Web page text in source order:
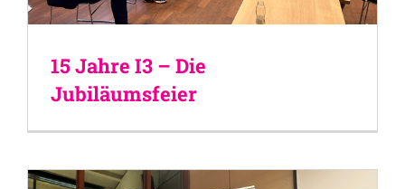
15 Jahre I3 – Die
Jubiläumsfeier